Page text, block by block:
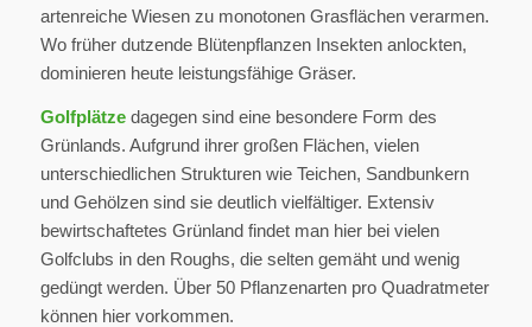
artenreiche Wiesen zu monotonen Grasflächen verarmen.
Wo früher dutzende Blütenpflanzen Insekten anlockten,
dominieren heute leistungsfähige Gräser.
Golfplätzedagegen sind eine besondere Form des
Grünlands. Aufgrund ihrer großen Flächen, vielen
unterschiedlichen Strukturen wie Teichen, Sandbunkern
und Gehölzen sind sie deutlich vielfältiger. Extensiv
bewirtschaftetes Grünland findet man hier bei vielen
Golfclubs in den Roughs, die selten gemäht und wenig
gedüngt werden. Über 50 Pflanzenarten pro Quadratmeter
können hier vorkommen.